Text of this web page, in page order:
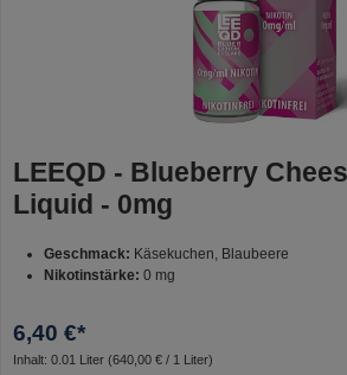
LEEQD - Blueberry
Liquid - 0mg
Geschmack: Käsekuchen, Blaubeere
Nikotinstärke: 0 mg
6,40 €*
Inhalt: 0.01 Liter (640,00 € / 1 Liter)